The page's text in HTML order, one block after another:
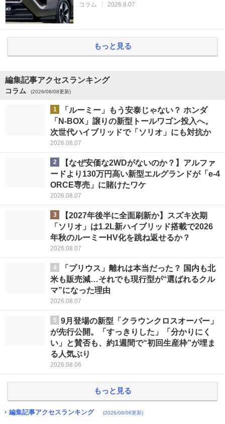
コラム | 2026.8.07
もっと見る
編集記事アクセスランキング
コラム (2026/08/08更新)
1
「ルーミー」もう安泰じゃない？ ホンダ
「N-BOX」譲りの新型トールワゴン投入へ。
次世代ハイブリッドで「ソリオ」にも対抗か
2026.08.07
2
【なぜ安価な2WDがないのか？】アルファ
ードより130万円高い新型エルグランドが「e-4
ORCE専売」に賭けたワケ
2026.08.07
3
【2027年後半に全面刷新か】スズキ次期
「ソリオ」は1.2L新ハイブリッド搭載で2026
年秋のルーミーHV化を跳ね返せるか？
2026.08.07
4
「プリウス」離れは本当だった？ 国内も北
米も販売減…それでも現行型が“選ばれるクル
マ”になった理由
2026.08.07
5
9月登場の新型「クラウンクロスオーバー」
が先行公開。「すっきりした」「分かりにく
い」と賛否も、約1週間で“初回生産枠”が埋ま
る人気ぶり
2026.08.06
もっと見る
編集記事アクセスランキング (2026/08/08更新)